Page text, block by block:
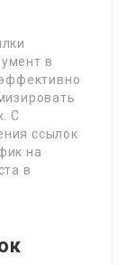
в
С
ссылок
на
в